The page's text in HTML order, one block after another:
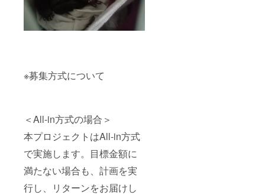
※募集方式について
＜All-in方式の場合＞
本プロジェクトはAll-in方式
で実施します。目標金額に
満たない場合も、計画を実
行し、リターンをお届けし